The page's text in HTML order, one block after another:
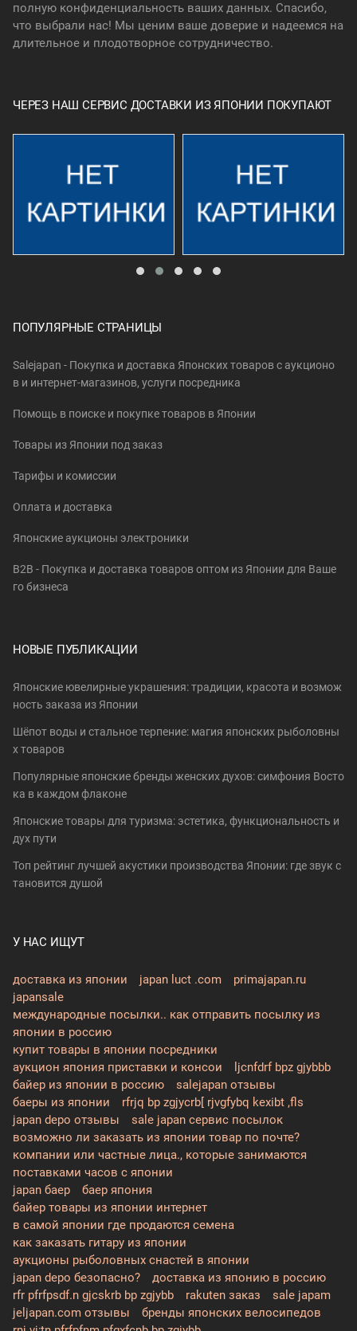
полную конфиденциальность ваших данных. Спасибо,
что выбрали нас! Мы ценим ваше доверие и надеемся на
длительное и плодотворное сотрудничество.
ЧЕРЕЗ НАШ СЕРВИС ДОСТАВКИ ИЗ ЯПОНИИ ПОКУПАЮТ
ПОПУЛЯРНЫЕ СТРАНИЦЫ
Salejapan - Покупка и доставка Японских товаров c аукционо
в и интернет-магазинов, услуги посредника
Помощь в поиске и покупке товаров в Японии
Товары из Японии под заказ
Тарифы и комиссии
Оплата и доставка
Японские аукционы электроники
B2B - Покупка и доставка товаров оптом из Японии для Ваше
го бизнеса
НОВЫЕ ПУБЛИКАЦИИ
Японские ювелирные украшения: традиции, красота и возмож
ность заказа из Японии
Шёпот воды и стальное терпение: магия японских рыболовны
х товаров
Популярные японские бренды женских духов: симфония Восто
ка в каждом флаконе
Японские товары для туризма: эстетика, функциональность и
дух пути
Топ рейтинг лучшей акустики производства Японии: где звук с
тановится душой
У НАС ИЩУТ
доставка из японии japan luct .com
primajapan.ru
japansale
международные посылки.. как отправить посылку из
японии в россию
купит товары в японии посредники
аукцион япония приставки и консои
ljcnfdrf bpz gjybbb
байер из японии в россию
salejapan отзывы
баеры из японии
rfrjq bp zgjycrb[ rjvgfybq kexibt ,fls
japan depo отзывы
sale japan сервис посылок
возможно ли заказать из японии товар по почте?
компании или частные лица., которые занимаются
поставками часов с японии
japan баер
баер япония
байер товары из японии интернет
в самой японии где продаются семена
как заказать гитару из японии
аукционы рыболовных снастей в японии
japan depo безопасно?
доставка из японию в россию
rfr pfrfpsdf.n gjcskrb bp zgjybb
rakuten заказ
sale japam
jeljapan.com отзывы
бренды японских велосипедов